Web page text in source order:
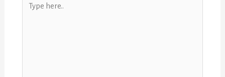
here..